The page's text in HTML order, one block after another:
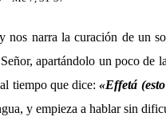
nos narra la curación de un
apartándolo un poco de
tiempo que dice:«Effetá
y empieza a hablar sin